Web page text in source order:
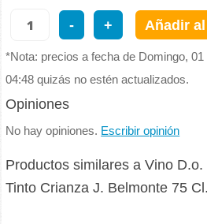
- + Añadir
*Nota: precios a fecha de Domingo,
04:48 quizás no estén actualizados.
Opiniones
No hay opiniones. Escribir opinión
Productos similares a Vino
Tinto Crianza J. Belmonte 75